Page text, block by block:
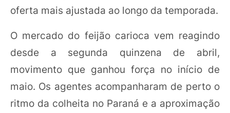
oferta mais ajustada ao longo da temporada.
O mercado do feijão carioca vem reagindo
desde a segunda quinzena de abril,
movimento que ganhou força no início de
maio. Os agentes acompanharam de perto o
ritmo da colheita no Paraná e a aproximação